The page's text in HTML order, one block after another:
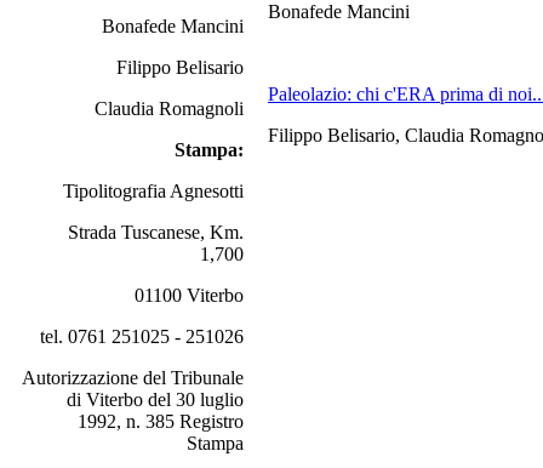
Bonafede Mancini
Filippo Belisario
Claudia Romagnoli
Stampa:
Tipolitografia Agnesotti
Strada Tuscanese, Km.
1,700
01100 Viterbo
tel. 0761 251025 - 251026
Autorizzazione del Tribunale
di Viterbo del 30 luglio
1992, n. 385 Registro
Stampa
Bonafede Mancini
Paleolazio: chi c'ERA prima di
Filippo Belisario, Claudia